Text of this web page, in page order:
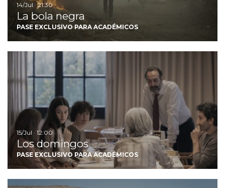
14/Jul · 21:30
La bola negra
PASE EXCLUSIVO PARA ACADÉMICOS
15/Jul · 12:00
Los domingos
PASE EXCLUSIVO PARA ACADÉMICOS